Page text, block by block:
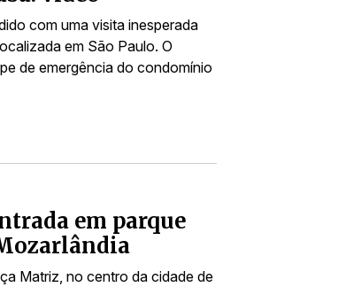
com uma visita inesperada
em São Paulo. O
de emergência do condomínio
em parque
Matriz, no centro da cidade de